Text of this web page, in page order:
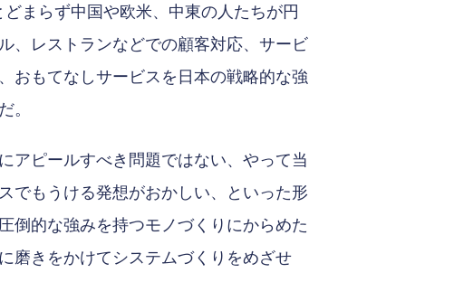
まらず中国や欧米、中東の人たちが円
、レストランなどでの顧客対応、サービ
もてなしサービスを日本の戦略的な強
。
アピールすべき問題ではない、やって当
でもうける発想がおかしい、といった形
倒的な強みを持つモノづくりにからめた
磨きをかけてシステムづくりをめざせ